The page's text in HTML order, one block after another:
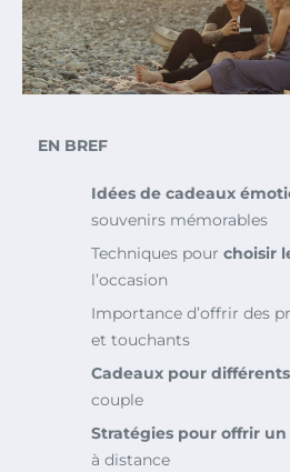
EN BREF
Idées de cadeaux
souvenirs mémorables
Techniques pour choisir
l’occasion
Importance d’offrir des
et touchants
Cadeaux pour
couple
Stratégies pour offrir un
à distance